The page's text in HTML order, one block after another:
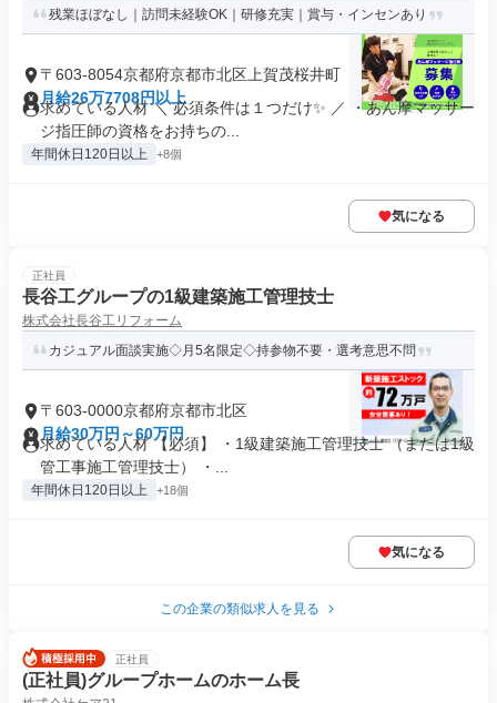
残業ほぼなし｜訪問未経験OK｜研修充実｜賞与・インセンあり
〒603-8054京都府京都市北区上賀茂桜井町
月給26万7708円以上
求めている人材 ＼ 必須条件は１つだけ✨ ／ ・あん摩マッサー
ジ指圧師の資格をお持ちの...
年間休日120日以上 +8個
気になる
正社員
長谷工グループの1級建築施工管理技士
株式会社長谷工リフォーム
カジュアル面談実施◇月5名限定◇持参物不要・選考意思不問
〒603-0000京都府京都市北区
月給30万円～60万円
求めている人材 【必須】 ・1級建築施工管理技士 （または1級
管工事施工管理技士） ・...
年間休日120日以上 +18個
気になる
この企業の類似求人を見る
正社員
(正社員)グループホームのホーム長